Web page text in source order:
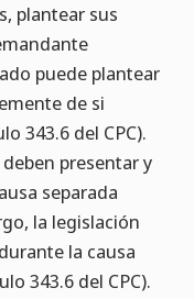
plantear sus
puede plantear
de si
343.6 del CPC).
presentar y
separada
la legislación
la causa
343.6 del CPC).